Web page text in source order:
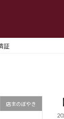
証
店主のぼやき